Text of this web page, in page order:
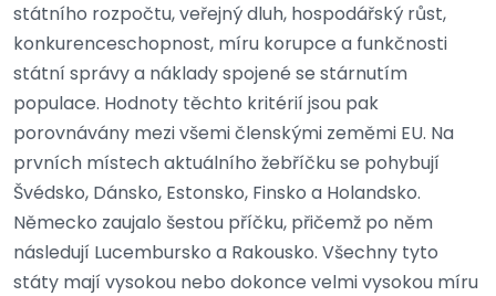
státního rozpočtu, veřejný dluh, hospodářský růst,
konkurenceschopnost, míru korupce a funkčnosti
státní správy a náklady spojené se stárnutím
populace. Hodnoty těchto kritérií jsou pak
porovnávány mezi všemi členskými zeměmi EU. Na
prvních místech aktuálního žebříčku se pohybují
Švédsko, Dánsko, Estonsko, Finsko a Holandsko.
Německo zaujalo šestou příčku, přičemž po něm
následují Lucembursko a Rakousko. Všechny tyto
státy mají vysokou nebo dokonce velmi vysokou míru